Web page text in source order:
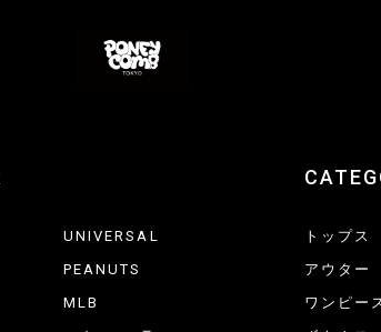
UNIVERSAL
PEANUTS
MLB
トップス
アウター
ワンピー